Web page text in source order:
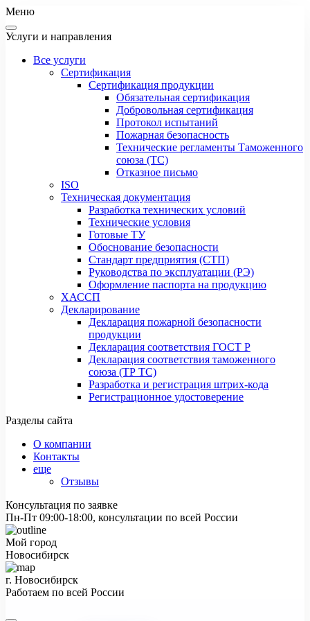
Меню
Услуги и направления
Все услуги
Сертификация
Сертификация продукции
Обязательная сертификация
Добровольная сертификация
Протокол испытаний
Пожарная безопасность
Технические регламенты Таможенного
союза (ТС)
Отказное письмо
ISO
Техническая документация
Разработка технических условий
Технические условия
Готовые ТУ
Обоснование безопасности
Стандарт предприятия (СТП)
Руководства по эксплуатации (РЭ)
Оформление паспорта на продукцию
ХАССП
Декларирование
Декларация пожарной безопасности
продукции
Декларация соответствия ГОСТ Р
Декларация соответствия таможенного
союза (ТР ТС)
Разработка и регистрация штрих-кода
Регистрационное удостоверение
Разделы сайта
О компании
Контакты
еще
Отзывы
Консультация по заявке
Пн-Пт 09:00-18:00, консультации по всей России
Мой город
Новосибирск
г. Новосибирск
Работаем по всей России